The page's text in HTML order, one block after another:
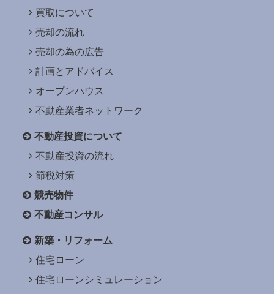
買取について
売却の流れ
売却の為の広告
計画とアドバイス
オープンハウス
不動産業者ネットワーク
不動産投資について
不動産投資の流れ
節税対策
競売物件
不動産コンサル
新築・リフォーム
住宅ローン
住宅ローンシミュレーション